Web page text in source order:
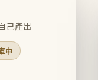
己產出
中